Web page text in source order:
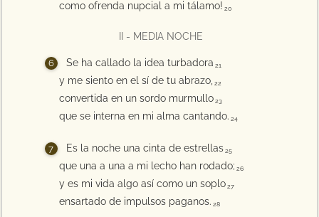
como ofrenda nupcial a mi tálamo! 20
II - MEDIA NOCHE
Se ha callado la idea turbadora 21
y me siento en el sí de tu abrazo, 22
convertida en un sordo murmullo 23
que se interna en mi alma cantando. 24
Es la noche una cinta de estrellas 25
que una a una a mi lecho han rodado; 26
y es mi vida algo así como un soplo 27
ensartado de impulsos paganos. 28